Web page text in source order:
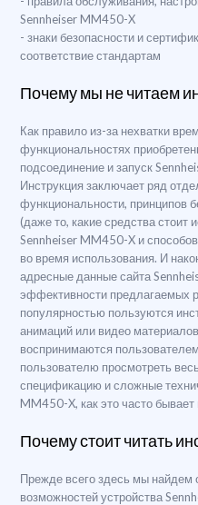
Sennheiser MM450-X
- знаки безопасности и
соответствие стандартам
Почему мы не читаем
Как правило из-за нехватки
функциональностях
подсоединение и запуск
Инструкция заключает ряд
функциональности, принципов
(даже то, какие средства
Sennheiser MM450-X и
во время использования. И
адресные данные сайта
эффективности предлагаемых
популярностью пользуются
анимаций или видео
воспринимаются
пользователю просмотреть
спецификацию и сложные
MM450-X, как это часто
Почему стоит читать
Прежде всего здесь мы найдем
возможностей устройства